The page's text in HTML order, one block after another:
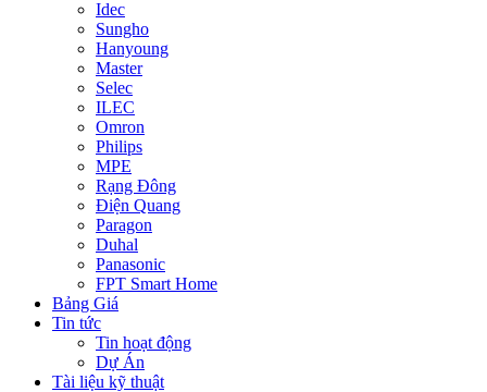
Idec
Sungho
Hanyoung
Master
Selec
ILEC
Omron
Philips
MPE
Rạng Đông
Điện Quang
Paragon
Duhal
Panasonic
FPT Smart Home
Bảng Giá
Tin tức
Tin hoạt động
Dự Án
Tài liệu kỹ thuật